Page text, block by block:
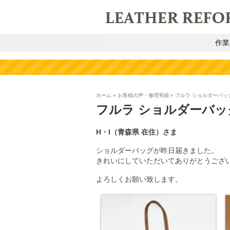
作
ホーム » お客様の声・修理実績 » フルラ ショルダーバ
フルラ ショルダーバ
H・I （青森県 在住）さま
ショルダーバッグが昨日届きました。
きれいにしていただいてありがとうござ
よろしくお願い致します。